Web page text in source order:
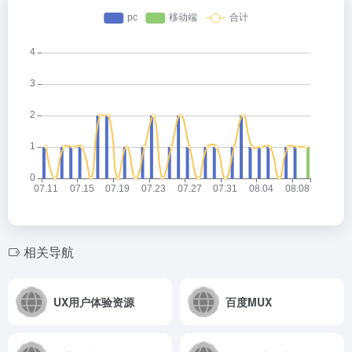
相关导航
UX用户体验资源 百度MUX